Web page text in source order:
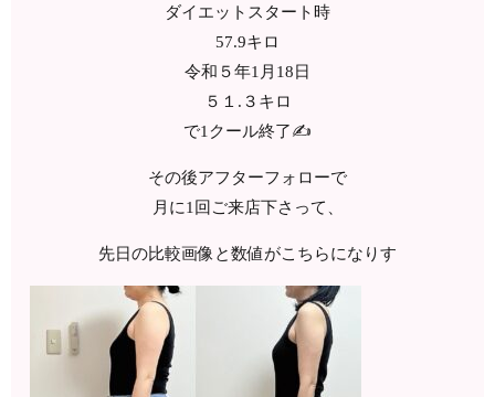
ダイエットスタート時
57.9キロ
令和５年1月18日
５１.３キロ
で1クール終了✍️
その後アフターフォローで
月に1回ご来店下さって、
先日の比較画像と数値がこちらになりす